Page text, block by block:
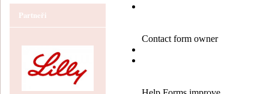
Partneři